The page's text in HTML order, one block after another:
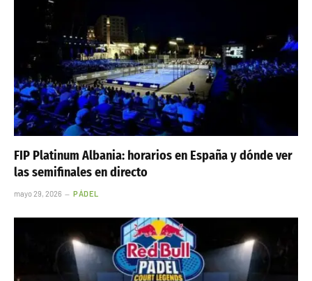
FIP Platinum Albania: horarios en España y dónde ver
las semifinales en directo
mayo 29, 2026 PÁDEL